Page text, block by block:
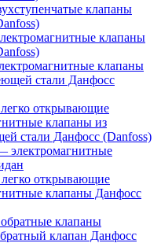
клапаны
клапаны
клапаны
стали Данфосс
открывающие
клапаны из
стали Данфосс (Danfoss)
электромагнитные
открывающие
клапаны Данфосс
клапаны
клапан Данфосс